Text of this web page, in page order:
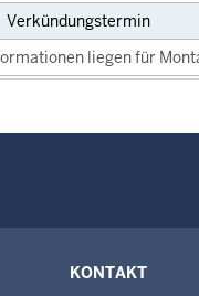
Verkündungstermin
liegen für
KONTAKT